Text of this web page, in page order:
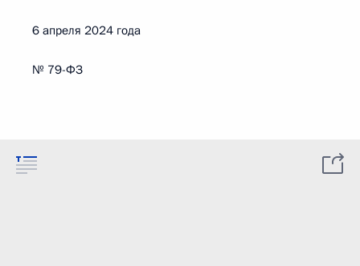
6 апреля 2024 года
№ 79-ФЗ